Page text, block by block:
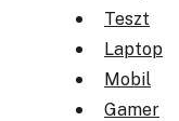
Teszt
Laptop
Mobil
Gamer